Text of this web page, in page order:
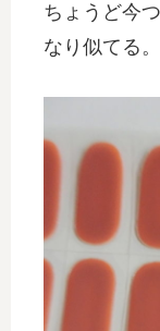
ちょうど今
なり似てる。